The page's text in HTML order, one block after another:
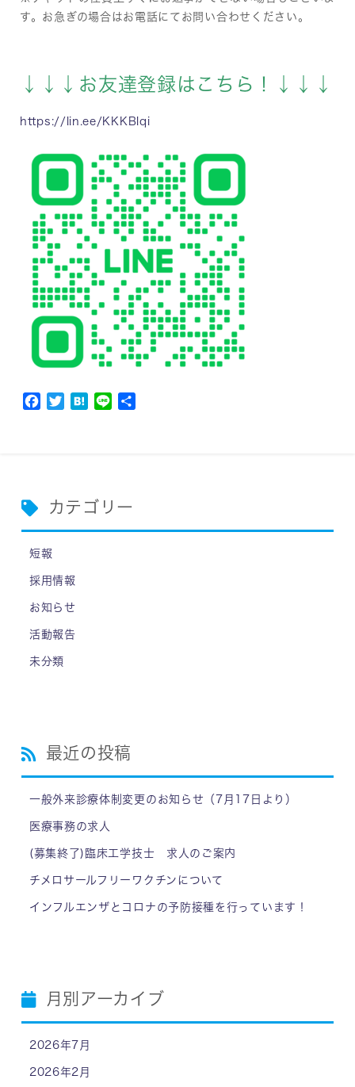
す。お急ぎの場合はお電話にてお問い合わせください。
↓↓↓お友達登録はこちら！↓↓↓
https://lin.ee/KKKBlqi
Facebook
TwitterHatena
Line
カテゴリー
短報
採用情報
お知らせ
活動報告
未分類
最近の投稿
一般外来診療体制変更のお知らせ（7月17日より）
医療事務の求人
(募集終了)臨床工学技士 求人のご案内
チメロサールフリーワクチンについて
インフルエンザとコロナの予防接種を行っています！
月別アーカイブ
2026年7月
2026年2月